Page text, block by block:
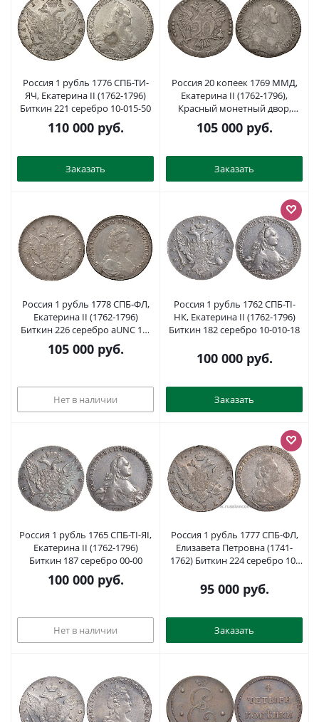
Россия 1 рубль 1776 СПБ-ТИ-
ЯЧ, Екатерина II (1762-1796)
Биткин 221 серебро 10-015-50
110 000руб.
Заказать
Россия 20 копеек 1769 ММД,
Екатерина II (1762-1796),
Красный монетный двор,
Ильин 5 рублей, из коллекции
Леонида Содермана Биткин
10.11 серебро 10-002-05
105 000руб.
Заказать
Россия 1 рубль 1778 СПБ-ФЛ,
Екатерина II (1762-1796)
Биткин 226 серебро aUNC 10-
017-35
105 000руб.
Нет в наличии
Россия 1 рубль 1762 СПБ-ТI-
НК, Екатерина II (1762-1796)
Биткин 182 серебро 10-010-18
100 000руб.
Заказать
Россия 1 рубль 1765 СПБ-ТI-ЯI,
Екатерина II (1762-1796)
Биткин 187 серебро 00-00
100 000руб.
Нет в наличии
Россия 1 рубль 1777 СПБ-ФЛ,
Елизавета Петровна (1741-
1762) Биткин 224 серебро 10-
95 000руб.
Заказать